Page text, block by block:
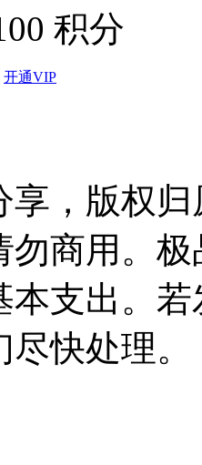
积分
开通VIP
享，版权
勿商用。
本支出。
快处理。